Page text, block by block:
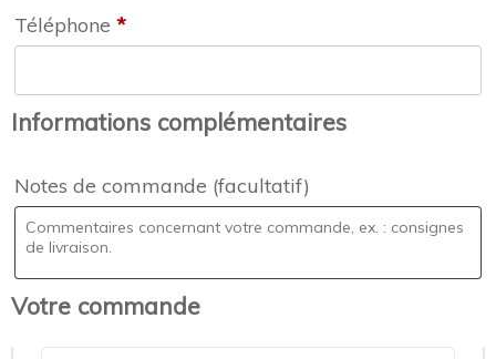
Téléphone *
Informations complémentaires
Notes de commande (facultatif)
Votre commande